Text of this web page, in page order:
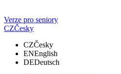
Verze pro seniory
CZČesky
CZČesky
ENEnglish
DEDeutsch